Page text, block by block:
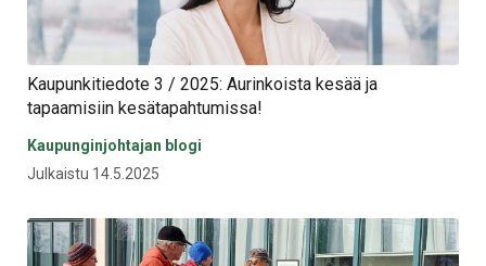
Kaupunkitiedote 3 / 2025: Aurinkoista kesää ja
tapaamisiin kesätapahtumissa!
Kaupunginjohtajan blogi
Julkaistu 14.5.2025